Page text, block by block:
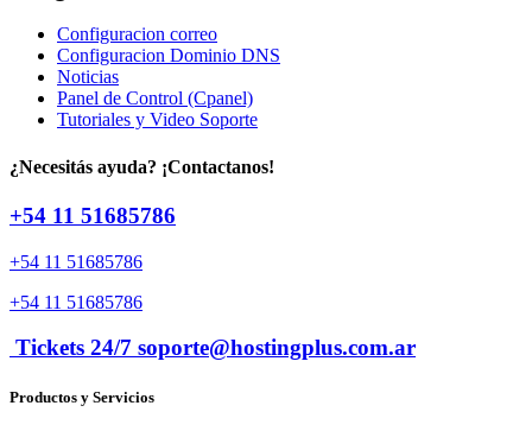
Configuracion correo
Configuracion Dominio DNS
Noticias
Panel de Control (Cpanel)
Tutoriales y Video Soporte
¿Necesitás ayuda? ¡Contactanos!
+54 11 51685786
+54 11 51685786
+54 11 51685786
Tickets 24/7 soporte@hostingplus.com.ar
Productos y Servicios